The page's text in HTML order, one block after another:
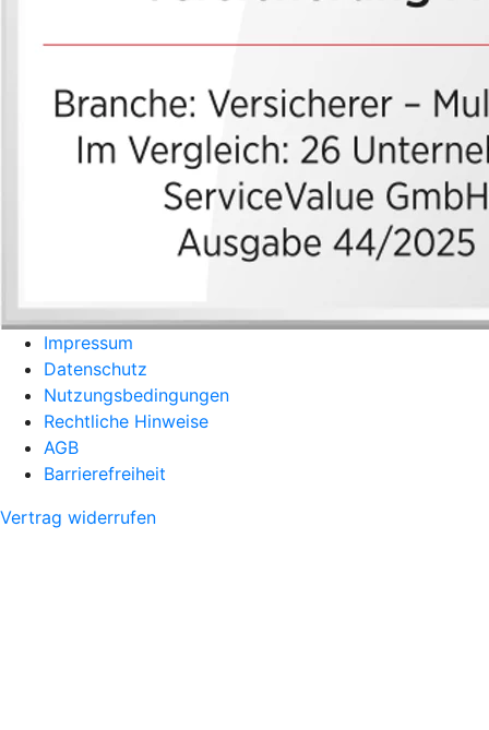
Impressum
Datenschutz
Nutzungsbedingungen
Rechtliche Hinweise
AGB
Barrierefreiheit
Vertrag widerrufen